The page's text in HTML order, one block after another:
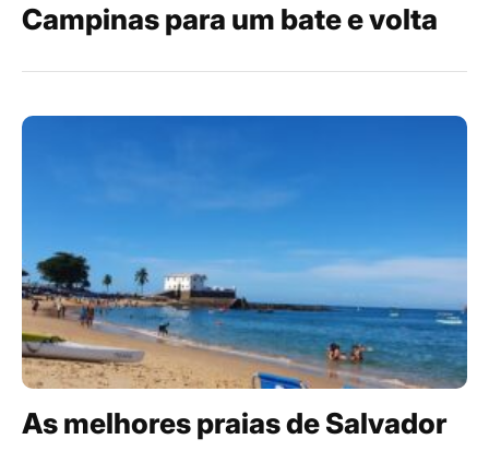
Campinas para um bate e volta
As melhores praias de Salvador